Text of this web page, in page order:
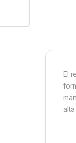
El